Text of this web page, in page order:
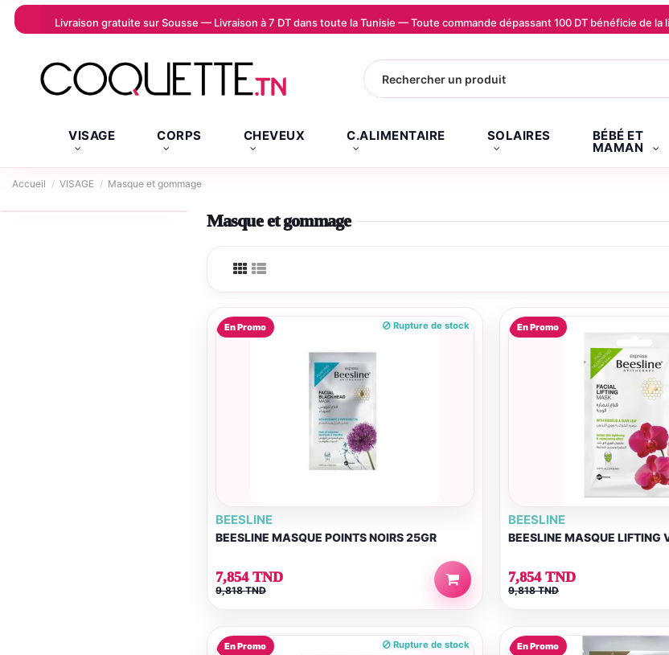
Livraison gratuite sur Sousse — Livraison à 7 DT dans toute la Tunisie — Toute commande dépassant 100 DT bénéficie de
VISAGE CORPS CHEVEUX C.ALIMENTAIRE SOLAIRES BÉBÉ ET
MAMAN
Accueil VISAGE Masque et gommage
Masque et gommage
En Promo Rupture de stock
BEESLINE
BEESLINE MASQUE POINTS NOIRS 25GR
7,854 TND
9,818 TND
En Promo
BEESLINE
BEESLINE MASQUE LIFTING
7,854 TND
9,818 TND
En Promo Rupture de stock En Promo